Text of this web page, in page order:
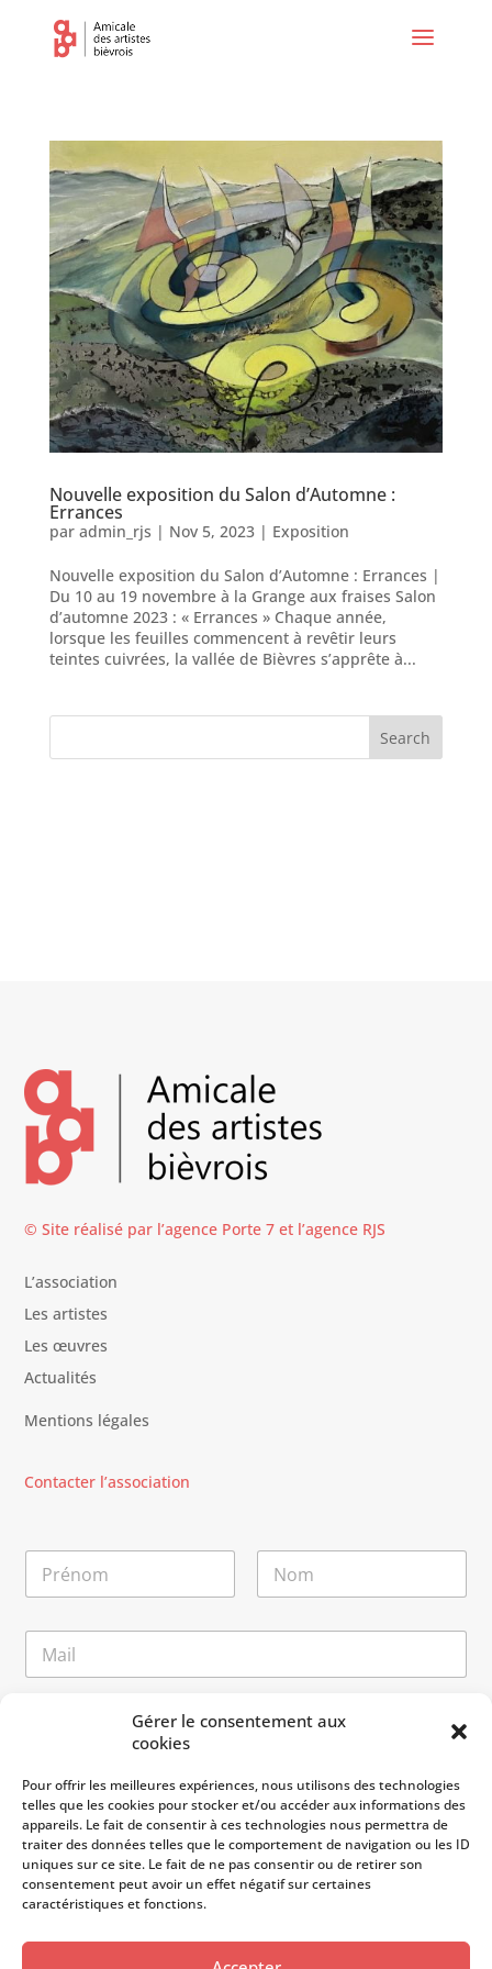
Gérer le consentement aux
cookies
Pour offrir les meilleures expériences, nous utilisons des technologies
telles que les cookies pour stocker et/ou accéder aux informations des
appareils. Le fait de consentir à ces technologies nous permettra de
traiter des données telles que le comportement de navigation ou les ID
uniques sur ce site. Le fait de ne pas consentir ou de retirer son
consentement peut avoir un effet négatif sur certaines
caractéristiques et fonctions.
Nouvelle exposition du Salon d’Automne :
Errances
par admin_rjs | Nov 5, 2023| Exposition
Nouvelle exposition du Salon d’Automne : Errances |
Du 10 au 19 novembre à la Grange aux fraises Salon
d’automne 2023 : « Errances » Chaque année,
lorsque les feuilles commencent à revêtir leurs
teintes cuivrées, la vallée de Bièvres s’apprête à...
Search
© Site réalisé par l’agence Porte 7 et l’agence RJS
L’association
Les artistes
Les œuvres
Actualités
Mentions légales
Contacter l’association
N
m
M
-
m
a
i
l
*
E
m
s
a
g
e